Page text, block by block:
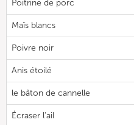
Poitrine de porc
Maïs blancs
Poivre noir
Anis étoilé
le bâton de cannelle
Écraser l'ail